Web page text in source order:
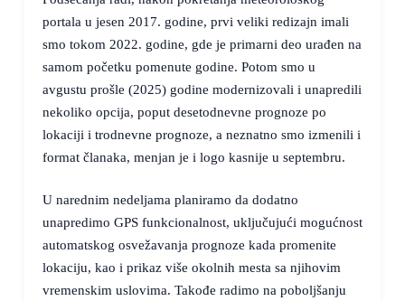
portala u jesen 2017. godine, prvi veliki redizajn imali
smo tokom 2022. godine, gde je primarni deo urađen na
samom početku pomenute godine. Potom smo u
avgustu prošle (2025) godine modernizovali i unapredili
nekoliko opcija, poput desetodnevne prognoze po
lokaciji i trodnevne prognoze, a neznatno smo izmenili i
format članaka, menjan je i logo kasnije u septembru.
U narednim nedeljama planiramo da dodatno
unapredimo GPS funkcionalnost, uključujući mogućnost
automatskog osvežavanja prognoze kada promenite
lokaciju, kao i prikaz više okolnih mesta sa njihovim
vremenskim uslovima. Takođe radimo na poboljšanju